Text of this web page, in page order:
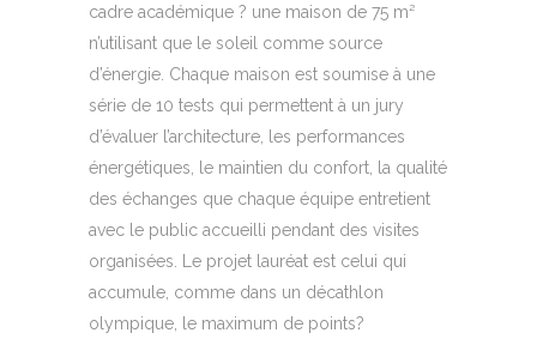
cadre académique ? une maison de 75 m²
n’utilisant que le soleil comme source
d’énergie. Chaque maison est soumise à une
série de 10 tests qui permettent à un jury
d’évaluer l’architecture, les performances
énergétiques, le maintien du confort, la qualité
des échanges que chaque équipe entretient
avec le public accueilli pendant des visites
organisées. Le projet lauréat est celui qui
accumule, comme dans un décathlon
olympique, le maximum de points?